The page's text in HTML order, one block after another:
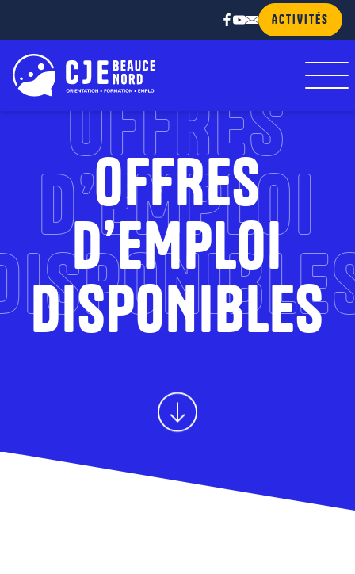
ACTIVITÉS
OFFRES
D’EMPLOI
OFFRES
D’EMPLOI
DISPONIBLES